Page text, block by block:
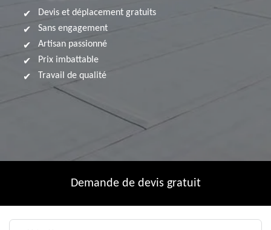
Devis et déplacement gratuits
Sans engagement
Artisan passionné
Prix imbattable
Travail de qualité
Demande de devis gratuit